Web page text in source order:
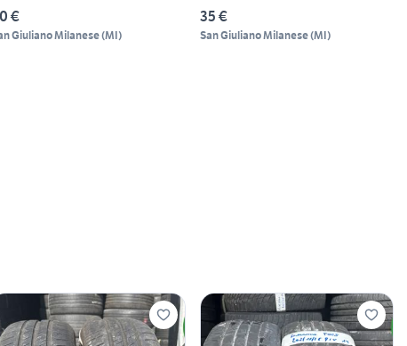
€
Giuliano Milanese(MI)
35 €
San Giuliano Milanese(MI)